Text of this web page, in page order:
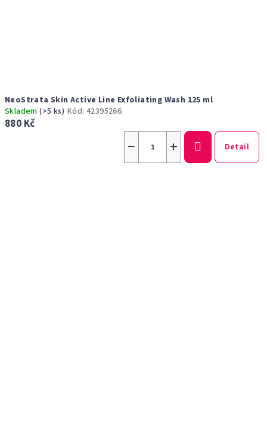
NeoStrata Skin Active Line Exfoliating Wash 125 ml
Skladem(>5 ks) Kód:42395266
880 Kč
+
− Detail